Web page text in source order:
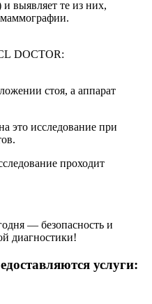
выявляет те из них,
DOCTOR:
стоя, а аппарат
это исследование при
проходит
— безопасность и
диагностики!
услуги: